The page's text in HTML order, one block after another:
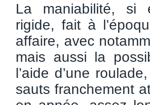
La maniabilité, si
rigide, fait à
affaire, avec
mais aussi la
l’aide d’une
sauts franchement